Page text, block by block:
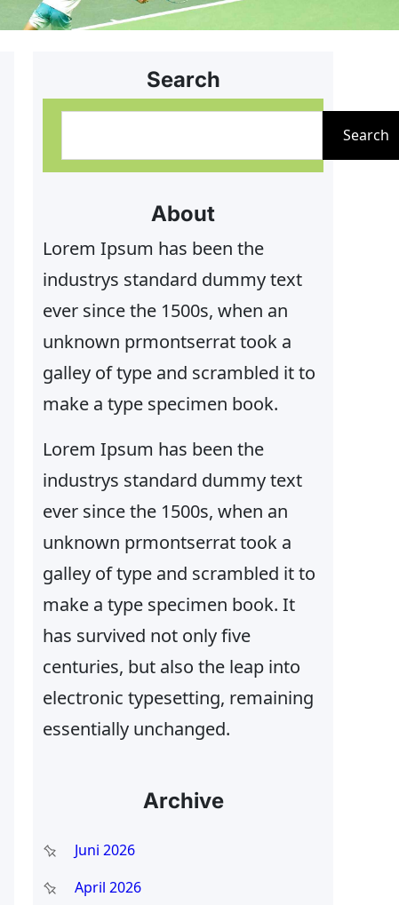
Search
c
e
n
Search
About
Lorem Ipsum has been the
industrys standard dummy text
ever since the 1500s, when an
unknown prmontserrat took a
galley of type and scrambled it to
make a type specimen book.
Lorem Ipsum has been the
industrys standard dummy text
ever since the 1500s, when an
unknown prmontserrat took a
galley of type and scrambled it to
make a type specimen book. It
has survived not only five
centuries, but also the leap into
electronic typesetting, remaining
essentially unchanged.
Archive
Juni 2026
April 2026